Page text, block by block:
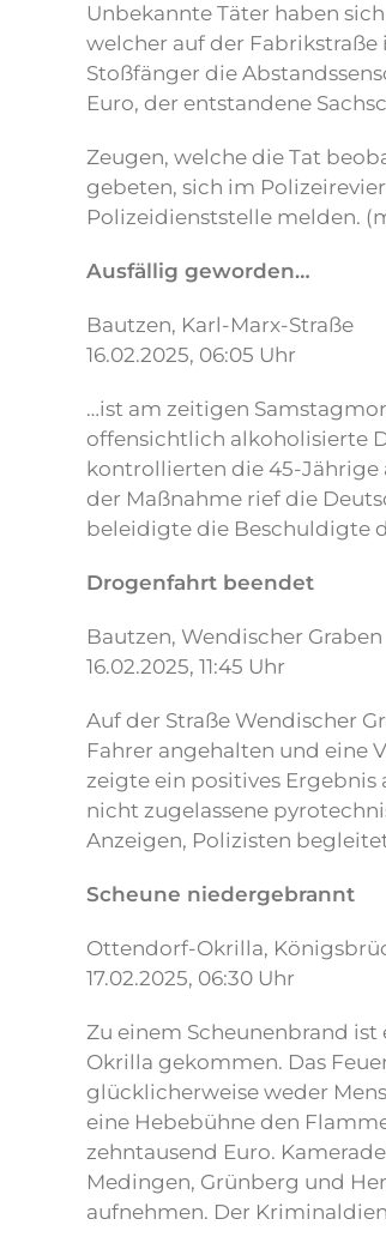
Unbekannte Täter haben
welcher auf der
Stoßfänger die
Euro, der entstandene
Zeugen, welche die Tat
gebeten, sich im
Polizeidienststelle melden.
Ausfällig geworden…
Bautzen, Karl-Marx-Straße
16.02.2025, 06:05 Uhr
…ist am zeitigen
offensichtlich alkoholisierte
kontrollierten die 45-Jährige
der Maßnahme rief die
beleidigte die Beschuldigte
Drogenfahrt beendet
Bautzen, Wendischer Graben
16.02.2025, 11:45 Uhr
Auf der Straße Wendischer
Fahrer angehalten und eine
zeigte ein positives
nicht zugelassene
Anzeigen, Polizisten
Scheune niedergebrannt
Ottendorf-Okrilla,
17.02.2025, 06:30 Uhr
Zu einem Scheunenbrand
Okrilla gekommen. Das
glücklicherweise weder
eine Hebebühne den
zehntausend Euro.
Medingen, Grünberg und
aufnehmen. Der